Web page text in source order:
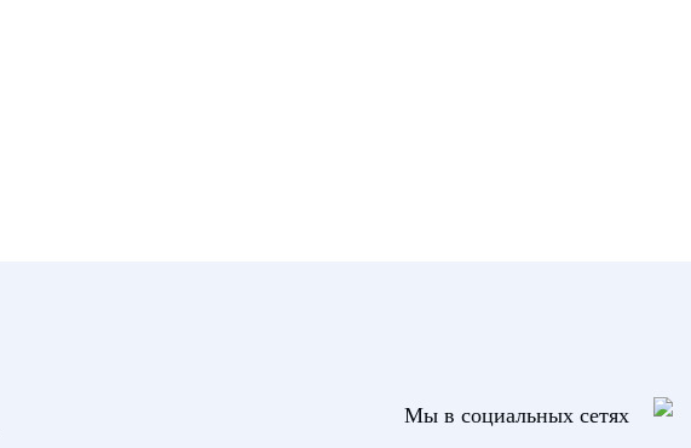
Мы в социальных сетях